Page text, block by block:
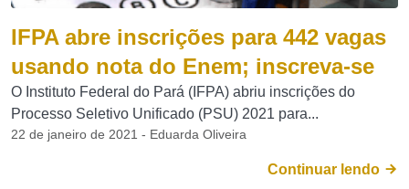
IFPA abre inscrições para 442 vagas
usando nota do Enem; inscreva-se
O Instituto Federal do Pará (IFPA) abriu inscrições do
Processo Seletivo Unificado (PSU) 2021 para...
22 de janeiro de 2021 - Eduarda Oliveira
Continuar lendo